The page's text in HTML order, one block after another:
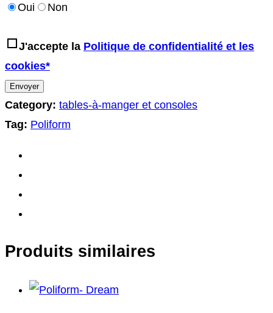
Oui Non
J'accepte la Politique de confidentialité et les
cookies*
Category: tables-à-manger et consoles
Tag: Poliform
Produits similaires